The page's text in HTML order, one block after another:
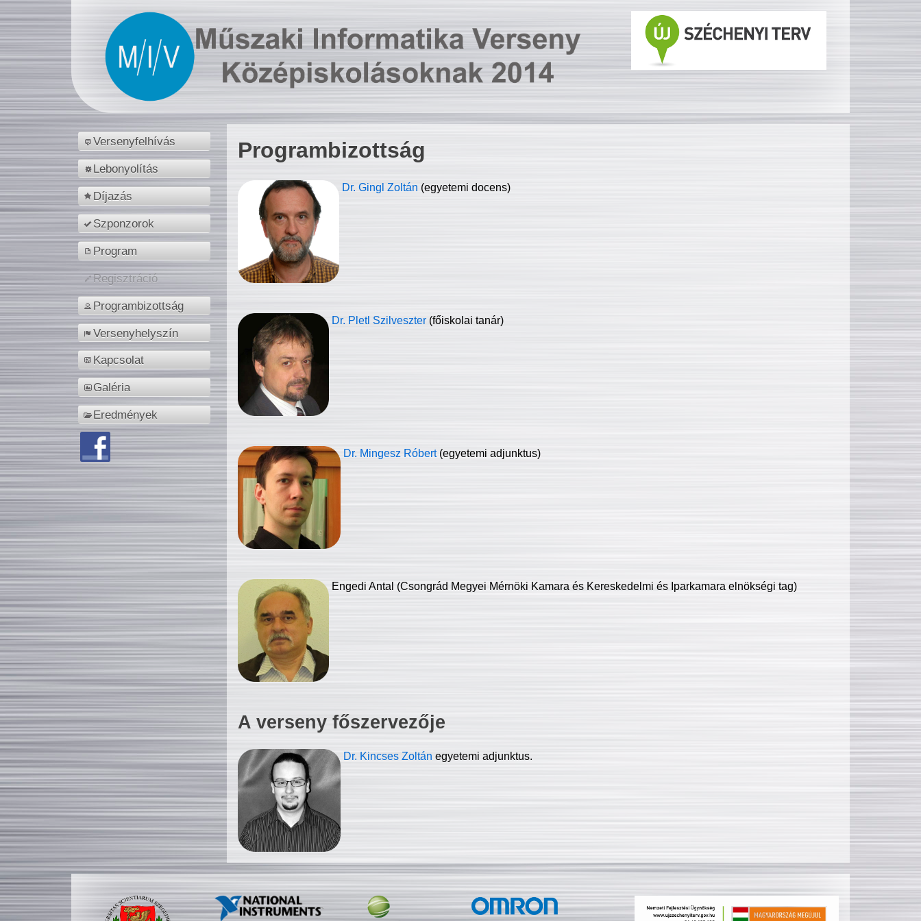
Versenyfelhívás
Lebonyolítás
Díjazás
Szponzorok
Program
Regisztráció
Programbizottság
Versenyhelyszín
Kapcsolat
Galéria
Eredmények
Programbizottság
Dr. Gingl Zoltán (egyetemi docens)
Dr. Pletl Szilveszter (főiskolai tanár)
Dr. Mingesz Róbert (egyetemi adjunktus)
Engedi Antal (Csongrád Megyei Mérnöki Kamara és Kereskedelmi és Iparkamara elnökségi tag)
A verseny főszervezője
Dr. Kincses Zoltán egyetemi adjunktus.